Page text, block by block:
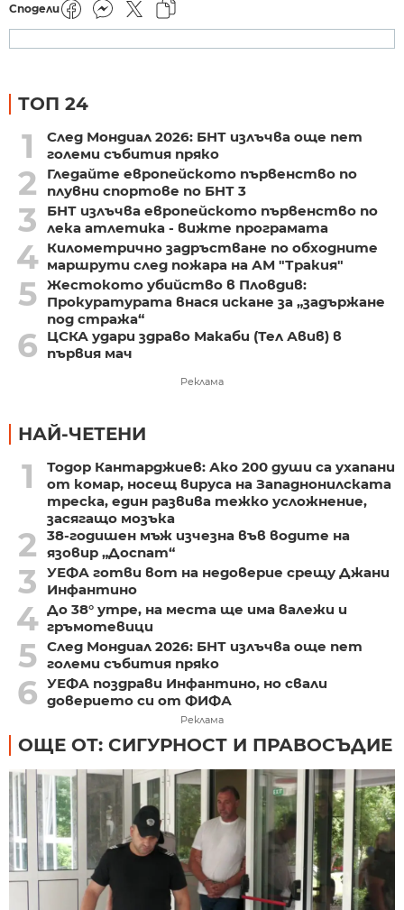
Сподели
ТОП 24
1
След Мондиал 2026: БНТ излъчва още пет
големи събития пряко
2
Гледайте европейското първенство по
плувни спортове по БНТ 3
3
БНТ излъчва европейското първенство по
лека атлетика - вижте програмата
4 Километрично задръстване по обходните
маршрути след пожара на АМ "Тракия"
5 Жестокото убийство в Пловдив:
Прокуратурата внася искане за „задържане
под стража“
6
ЦСКА удари здраво Макаби (Тел Авив) в
първия мач
Реклама
НАЙ-ЧЕТЕНИ
1
Тодор Кантарджиев: Ако 200 души са ухапани
от комар, носещ вируса на Западнонилската
треска, един развива тежко усложнение,
засягащо мозъка
2
38-годишен мъж изчезна във водите на
язовир „Доспат“
3
УЕФА готви вот на недоверие срещу Джани
Инфантино
4 До 38° утре, на места ще има валежи и
гръмотевици
5 След Мондиал 2026: БНТ излъчва още пет
големи събития пряко
6 УЕФА поздрави Инфантино, но свали
доверието си от ФИФА
Реклама
ОЩЕ ОТ: СИГУРНОСТ И ПРАВОСЪДИЕ